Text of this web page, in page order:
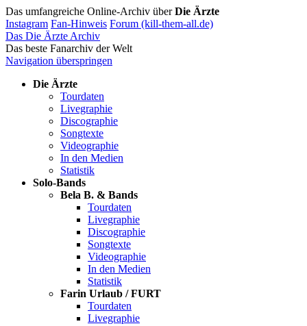
Das umfangreiche Online-Archiv überDie Ärzte
Instagram Fan-Hinweis Forum (kill-them-all.de)
Das Die Ärzte Archiv
Das beste Fanarchiv der Welt
Navigation überspringen
Die Ärzte
Tourdaten
Livegraphie
Discographie
Songtexte
Videographie
In den Medien
Statistik
Solo-Bands
Bela B. & Bands
Tourdaten
Livegraphie
Discographie
Songtexte
Videographie
In den Medien
Statistik
Farin Urlaub / FURT
Tourdaten
Livegraphie